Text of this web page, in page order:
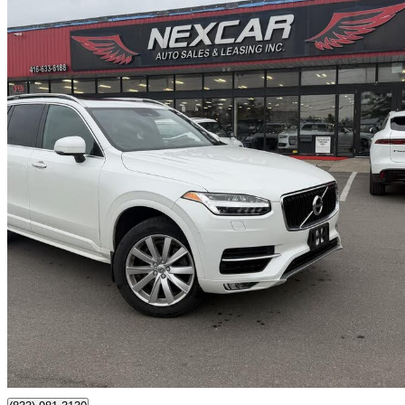
T6 Momentum AWD 109 308 km
23 990 $ Affaire
421 $/mois env.
Toronto, ON